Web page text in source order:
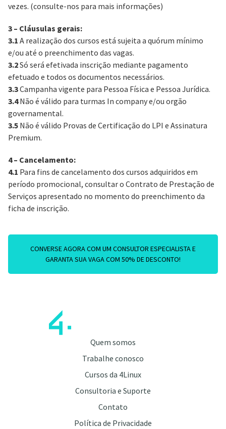
vezes. (consulte-nos para mais informações)
3 – Cláusulas gerais:
3.1 A realização dos cursos está sujeita a quórum mínimo
e/ou até o preenchimento das vagas.
3.2Só será efetivada inscrição mediante pagamento
efetuado e todos os documentos necessários.
3.3Campanha vigente para Pessoa Física e Pessoa Jurídica.
3.4Não é válido para turmas In company e/ou orgão
governamental.
3.5 Não é válido Provas de Certificação do LPI e Assinatura
Premium.
4 – Cancelamento:
4.1 Para fins de cancelamento dos cursos adquiridos em
período promocional, consultar o Contrato de Prestação de
Serviços apresentado no momento do preenchimento da
ficha de inscrição.
CONVERSE AGORA COM UM CONSULTOR ESPECIALISTA E
GARANTA SUA VAGA COM 50% DE DESCONTO!
Quem somos
Trabalhe conosco
Cursos da 4Linux
Consultoria e Suporte
Contato
Política de Privacidade